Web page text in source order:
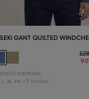
GANT QUILTED
méretek:
L XL XXL +2 további